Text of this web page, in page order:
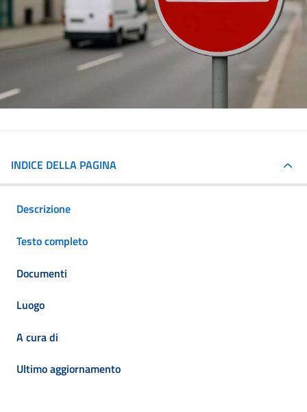
INDICE DELLA PAGINA
Descrizione
Testo completo
Documenti
Luogo
A cura di
Ultimo aggiornamento